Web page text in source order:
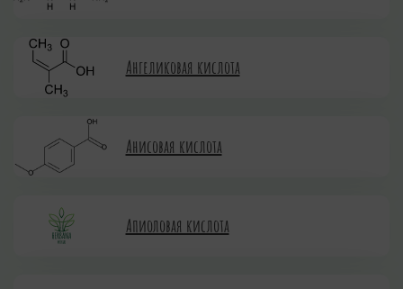
Ангеликовая кислота
Анисовая кислота
Апиоловая кислота